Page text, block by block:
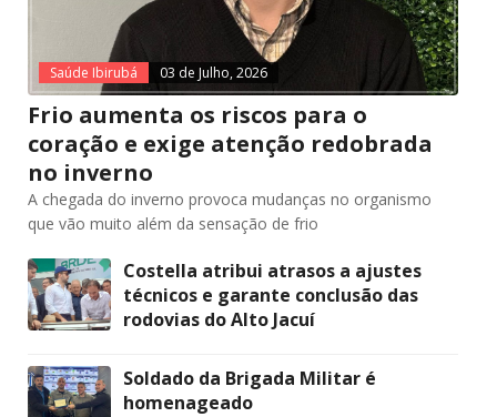
Saúde Ibirubá 03 de Julho, 2026
Frio aumenta os riscos para o
coração e exige atenção redobrada
no inverno
A chegada do inverno provoca mudanças no organismo
que vão muito além da sensação de frio
Costella atribui atrasos a ajustes
técnicos e garante conclusão das
rodovias do Alto Jacuí
Soldado da Brigada Militar é
homenageado